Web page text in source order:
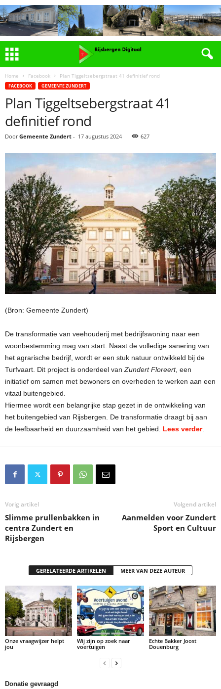
Home Facebook Plan Tiggeltsebergstraat 41 definitief rond
FACEBOOK GEMEENTE ZUNDERT
Plan Tiggeltsebergstraat 41
definitief rond
Door Gemeente Zundert - 17 augustus 2024 627
(Bron: Gemeente Zundert)
De transformatie van veehouderij met bedrijfswoning naar een
woonbestemming mag van start. Naast de volledige sanering van
het agrarische bedrijf, wordt er een stuk natuur ontwikkeld bij de
Turfvaart. Dit project is onderdeel vanZundert Floreert, een
initiatief om samen met bewoners en overheden te werken aan een
vitaal buitengebied.
Hiermee wordt een belangrijke stap gezet in de ontwikkeling van
het buitengebied van Rijsbergen. De transformatie draagt bij aan
de leefbaarheid en duurzaamheid van het gebied. Lees verder.
Vorig artikel
Slimme prullenbakken in
centra Zundert en
Rijsbergen
Volgend artikel
Aanmelden voor Zundert
Sport en Cultuur
GERELATEERDE ARTIKELEN MEER VAN DEZE AUTEUR
Onze vraagwijzer helpt
jou
Wij zijn op zoek naar
voertuigen
Echte Bakker Joost
Douenburg
Donatie gevraagd